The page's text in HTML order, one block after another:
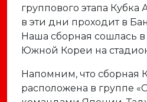
группового этапа Кубка
в эти дни проходит в
Наша сборная сошлась в
Южной Кореи на
Напомним, что сборная
расположена в группе